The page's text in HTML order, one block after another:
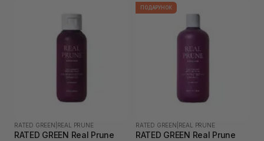
RATED GREEN REAL PRUNE
RATED GREEN Real Prune
ПОДАРУНОК
RATED GREEN REAL PRUNE
RATED GREEN Real Prune